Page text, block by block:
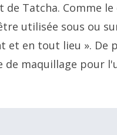
Tatcha. Comme le
utilisée sous ou
en tout lieu ». De
de maquillage pour